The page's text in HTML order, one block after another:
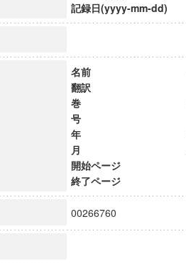
記録日(yyyy-mm-dd)
名前
翻訳
巻
号
年
月
開始ページ
終了ページ
00266760